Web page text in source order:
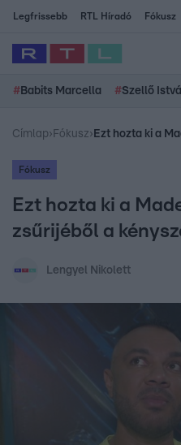
Legfrissebb RTL Híradó Fókusz
# Babits Marcella #Szellő
Címlap› Fókusz›
Fókusz
Ezt hozta ki a
zsűrijéből a
Lengyel Nikolett